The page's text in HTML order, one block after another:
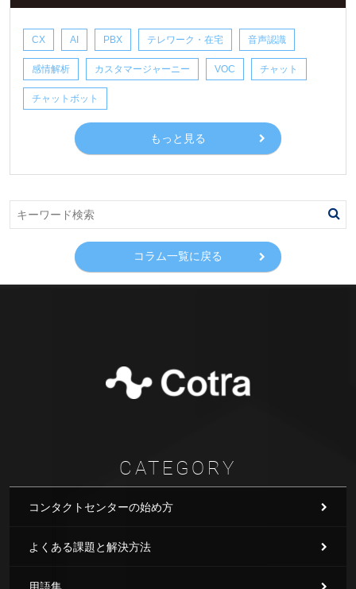
CX AI PBX テレワーク・在宅 音声認識
感情解析 カスタマージャーニー VOC チャット
チャットボット
もっと見る
コラム一覧に戻る
CATEGORY
コンタクトセンターの始め方
よくある課題と解決方法